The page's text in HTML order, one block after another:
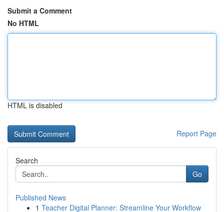
Submit a Comment
No HTML
HTML is disabled
Report Page
Search
Go
Published News
1 Teacher Digital Planner: Streamline Your Workflow